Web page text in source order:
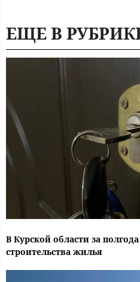
ЕЩЕ В
В Курской области за
строительства жилья